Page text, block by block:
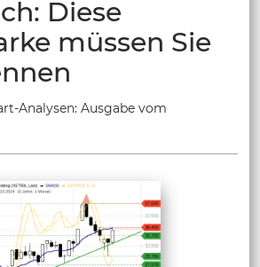
Diese
müssen Sie
Analysen: Ausgabe vom